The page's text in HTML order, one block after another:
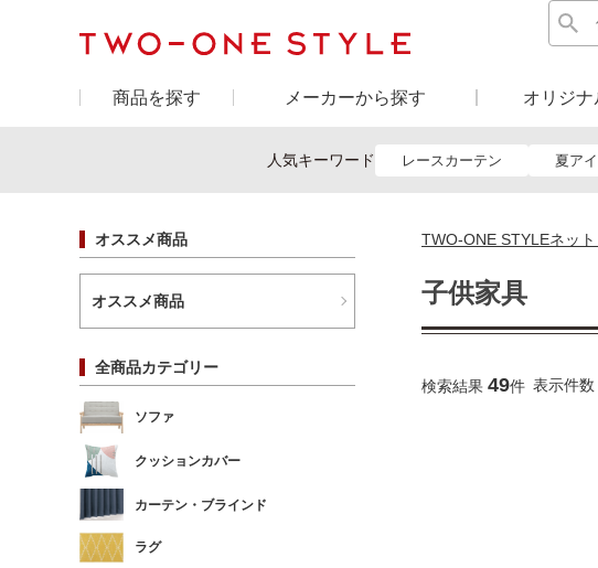
商品を探す メーカーから探す オリジナ
人気キーワード レースカーテン 夏ア
TWO-ONE STYLEネット
子供家具
検索結果 49件 表示件数
オススメ商品
オススメ商品
全商品カテゴリー
ソファ
クッションカバー
カーテン・ブラインド
ラグ